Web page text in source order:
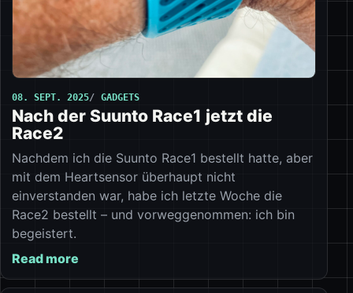
08. SEPT. 2025 GADGETS
Nach der Suunto Race1 jetzt die
Race2
Nachdem ich die Suunto Race1 bestellt hatte, aber
mit dem Heartsensor überhaupt nicht
einverstanden war, habe ich letzte Woche die
Race2 bestellt – und vorweggenommen: ich bin
begeistert.
Read more